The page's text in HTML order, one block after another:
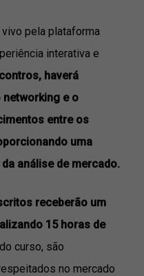
pela plataforma
interativa e
haverá
networking e o
entre os
uma
análise de mercado.
receberão um
15 horas de
curso, são
no mercado